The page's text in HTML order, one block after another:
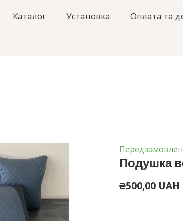
Каталог Установка Оплата та
Подушка
₴500,00 UAH